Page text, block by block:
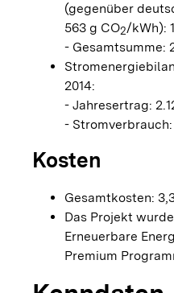
(gegenüber
563 g CO2/kWh):
- Gesamtsumme:
2014:
- Jahresertrag:
- Stromverbrauch:
Kosten
Gesamtkosten:
Das Projekt
Erneuerbare
Premium